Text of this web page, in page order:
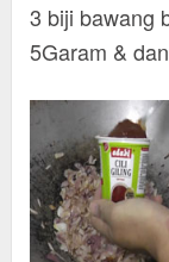
3 biji bawang
5Garam &